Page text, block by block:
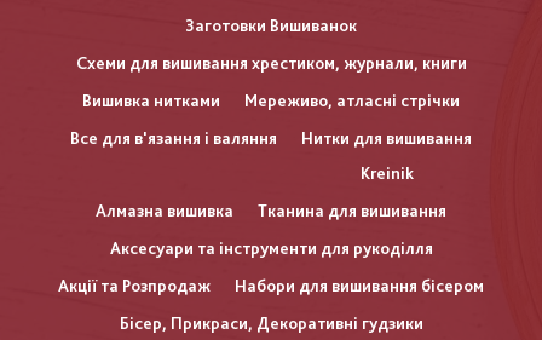
Заготовки Вишиванок
Схеми для вишивання хрестиком, журнали, книги
Вишивка нитками
Мереживо, атласні стрічки
Все для в'язання і валяння
Нитки для вишивання
Kreinik
Алмазна вишивка
Тканина для вишивання
Аксесуари та інструменти для рукоділля
Акції та Розпродаж
Набори для вишивання бісером
Бісер, Прикраси, Декоративні гудзики